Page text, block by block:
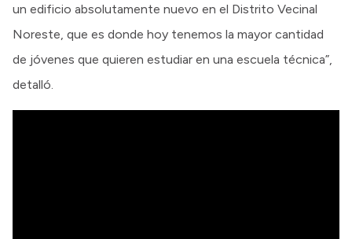
un edificio absolutamente nuevo en el Distrito Vecinal
Noreste, que es donde hoy tenemos la mayor cantidad
de jóvenes que quieren estudiar en una escuela técnica”,
detalló.